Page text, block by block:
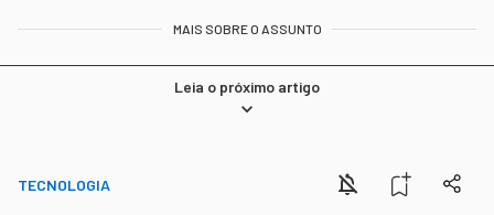
MAIS SOBRE O ASSUNTO
Leia o próximo artigo
TECNOLOGIA